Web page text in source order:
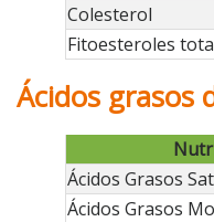
Colesterol
Fitoesteroles
Ácidos grasos
Ácidos Grasos
Ácidos Grasos